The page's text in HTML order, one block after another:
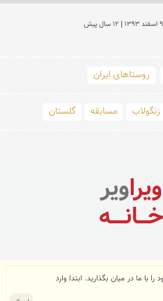
روستاهای ایران
زنگولاب مسابقه گلستان